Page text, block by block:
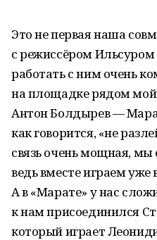
Это не первая наша
с режиссёром
работать с ним очень
на площадке рядом
Антон Болдырев —
как говорится, «не
связь очень мощная,
ведь вместе играем уже
А в «Марате» у нас
к нам присоединился
который играет